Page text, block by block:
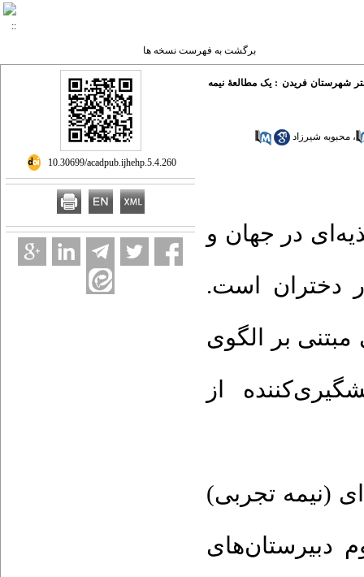
برگشت به فهرست نسخه ها
شهرستان فریدن : یک مطالعۀ نیمه
، محبوبه شیرزاد
در جهان و
دختران است.
بر الگوی
از
(نیمه تجربی)
دبیرستان‌های
‎ 10.30699/acadpub.ijhehp.5.4.260